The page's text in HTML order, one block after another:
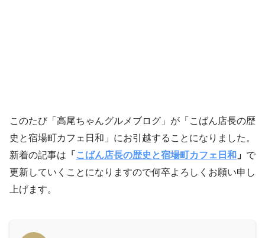
このたび「高尾ちゃんグルメブログ」が「こばん店長の歴
史と宿場町カフェ日和」にお引越することになりました。
新着の記事は 「 こばん店長の歴史と宿場町カフェ日和 」 で
更新していくことになりますので何卒よろしくお願い申し
上げます。